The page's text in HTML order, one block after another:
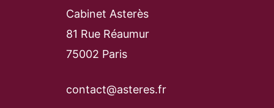
Cabinet Asterès
81 Rue Réaumur
75002 Paris
contact@asteres.fr